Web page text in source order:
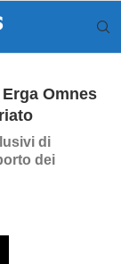
Omnes
di
dei